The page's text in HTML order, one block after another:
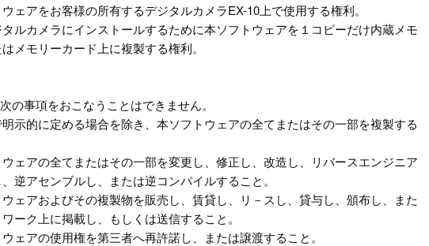
ェアをお客様の所有するデジタルカメラEX-10上で使用する権利。
タルカメラにインストールするために本ソフトウェアを１コピーだけ内蔵メモ
メモリーカード上に複製する権利。
の事項をおこなうことはできません。
示的に定める場合を除き、本ソフトウェアの全てまたはその一部を複製する
ェアの全てまたはその一部を変更し、修正し、改造し、リバースエンジニア
逆アセンブルし、または逆コンパイルすること。
ェアおよびその複製物を販売し、賃貸し、リ－スし、貸与し、頒布し、また
ーク上に掲載し、もしくは送信すること。
ェアの使用権を第三者へ再許諾し、または譲渡すること。